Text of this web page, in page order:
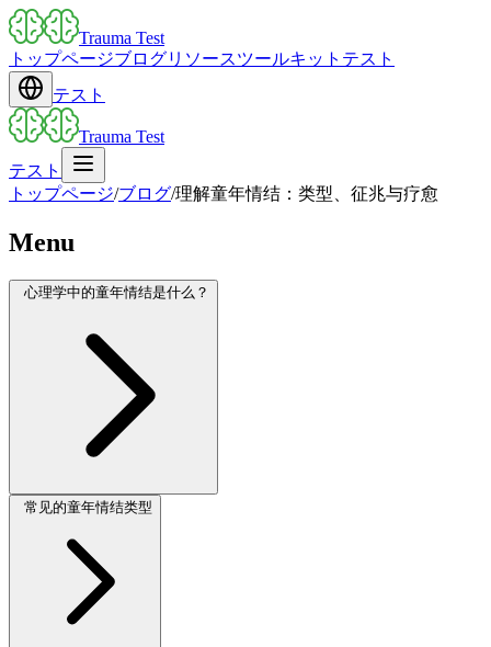
Trauma Test
トップページブログリソースツールキット テスト
テスト
Trauma Test
テスト
トップページ/ブログ/理解童年情结：类型、征兆与疗愈
Menu
心理学中的童年情结是什么？
常见的童年情结类型